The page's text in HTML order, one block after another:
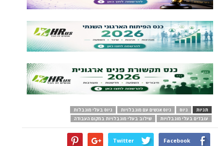
תגיות גיוס גיוס אנשים עם מוגבלויות
גיוס בעלי מוגבלות
עובדים בעלי מוגבלויות
שילוב בעלי מוגבלויות במקום העבודה
Facebook
Twitter